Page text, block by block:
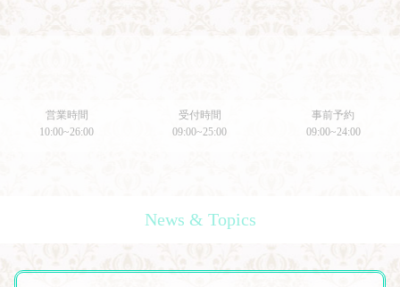
営業時間
10:00~26:00
受付時間
09:00~25:00
事前予約
09:00~24:00
News & Topics